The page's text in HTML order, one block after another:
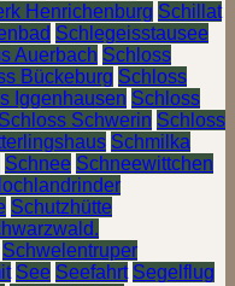
Henrichenburg Schillat
Schlegeisstausee
Auerbach Schloss
Bückeburg Schloss
Iggenhausen Schloss
Schloss Schwerin Schloss
Schmilka
Schnee Schneewittchen
Schutzhütte
Schwelentruper
See Seefahrt Segelflug